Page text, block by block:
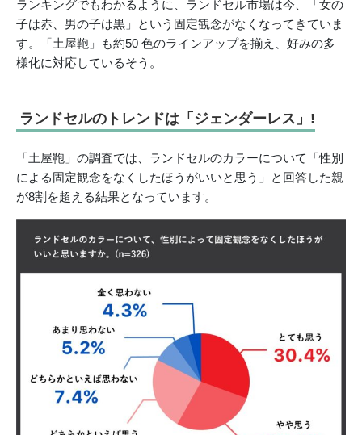
ランキングでもわかるように、ランドセル市場は今、「女の
子は赤、男の子は黒」という固定観念がなくなってきていま
す。「土屋鞄」も約50 色のラインアップを揃え、好みの多
様化に対応しているそう。
ランドセルのトレンドは「ジェンダーレス」!
「土屋鞄」の調査では、ランドセルのカラーについて「性別
による固定観念をなくしたほうがいいと思う」と回答した親
が8割を超える結果となっています。